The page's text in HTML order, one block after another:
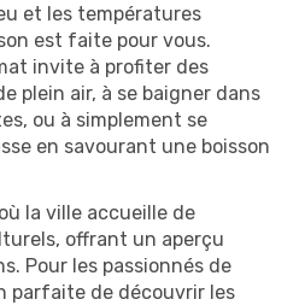
et les températures
est faite pour vous.
invite à profiter des
plein air, à se baigner dans
ou à simplement se
en savourant une boisson
la ville accueille de
offrant un aperçu
Pour les passionnés de
parfaite de découvrir les